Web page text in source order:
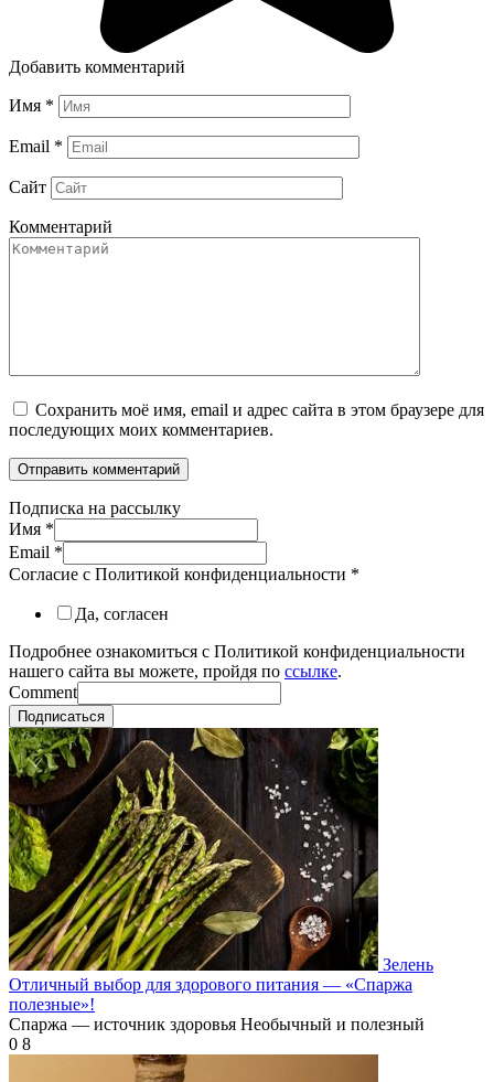
Добавить комментарий
Имя *
Email *
Сайт
Комментарий
Сохранить моё имя, email и адрес сайта в этом браузере для
последующих моих комментариев.
Подписка на рассылку
Имя *
Email *
Согласие с Политикой конфиденциальности *
Да, согласен
Подробнее ознакомиться с Политикой конфиденциальности
нашего сайта вы можете, пройдя по ссылке.
Comment
Подписаться
Зелень
Отличный выбор для здорового питания — «Спаржа
полезные»!
Спаржа — источник здоровья Необычный и полезный
0 8